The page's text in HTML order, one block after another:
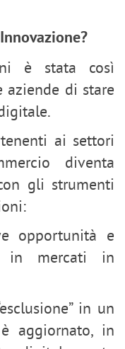
è stata così
aziende di stare
ai settori
diventa
gli strumenti
e
in mercati in
in un
aggiornato, in